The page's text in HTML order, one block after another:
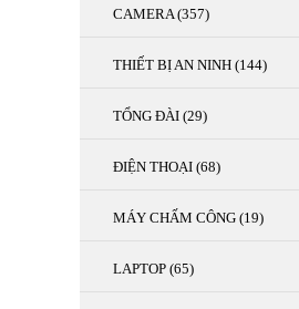
CAMERA (357)
THIẾT BỊ AN NINH (144)
TỔNG ĐÀI (29)
ĐIỆN THOẠI (68)
MÁY CHẤM CÔNG (19)
LAPTOP (65)